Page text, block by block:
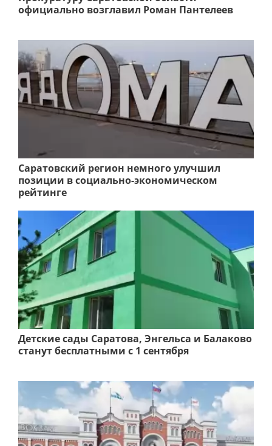
официально возглавил Роман Пантелеев
Саратовский регион немного улучшил
позиции в социально-экономическом
рейтинге
Детские сады Саратова, Энгельса и Балаково
станут бесплатными с 1 сентября